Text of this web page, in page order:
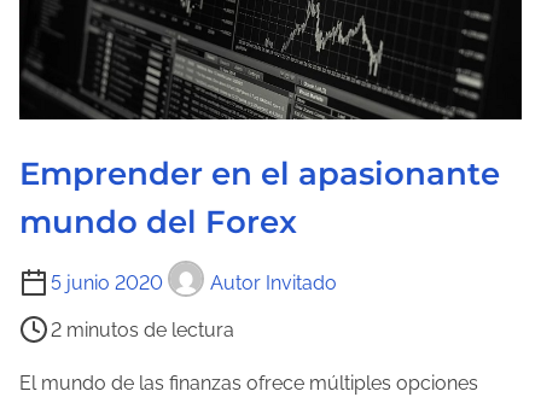
a
e
t
r
d
a
Emprender en el apasionante
mundo del Forex
5 junio 2020 Autor Invitado
T
e
m
2 minutos de lectura
El mundo de las finanzas ofrece múltiples opciones